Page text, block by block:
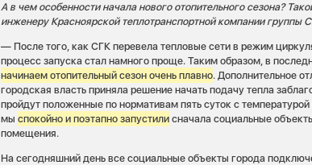
А в чем особенности начала нового отопительного сезона?
инженеру Красноярской теплотранспортной компании группы
— После того, как СГК перевела тепловые сети в режим
процесс запуска стал намного проще. Таким образом, в
начинаем отопительный сезон очень плавно. Дополнительное
городская власть приняла решение начать подачу тепла
пройдут положенные по нормативам пять суток с
мыспокойно и поэтапно запустили сначала социальные
помещения.
На сегодняшний день все социальные объекты города